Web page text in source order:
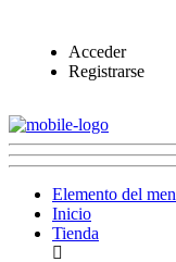
Acceder
Registrarse
Elemento del
Inicio
Tienda